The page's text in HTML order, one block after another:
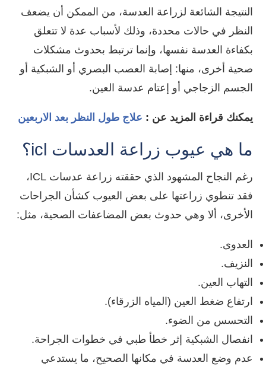
النتيجة الشائعة لزراعة العدسة، من الممكن أن يضعف
النظر في حالات محددة، وذلك لأسباب عدة لا تتعلق
بكفاءة العدسة نفسها، وإنما ترتبط بحدوث مشكلات
صحية أخرى، منها: إصابة العصب البصري أو الشبكية أو
الجسم الزجاجي أو إعتام عدسة العين.
يمكنك قراءة المزيد عن : علاج طول النظر بعد الاربعين
ما هي عيوب زراعة العدسات icl؟
رغم النجاح المشهود الذي حققته زراعة عدسات ICL،
فقد تنطوي زراعتها على بعض العيوب كشأن الجراحات
الأخرى، ألا وهي حدوث بعض المضاعفات الصحية، مثل:
العدوى.
النزيف.
التهاب العين.
ارتفاع ضغط العين (المياه الزرقاء).
التحسس من الضوء.
انفصال الشبكية إثر خطأ طبي في خطوات الجراحة.
عدم وضع العدسة في مكانها الصحيح، ما يستدعي